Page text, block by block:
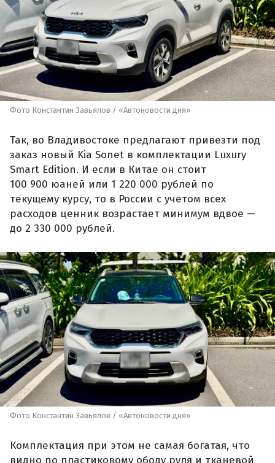
Фото Константин Завьялов / «Автоновости дня»
Так, во Владивостоке предлагают привезти под
заказ новый Kia Sonet в комплектации Luxury
Smart Edition. И если в Китае он стоит
100 900 юаней или 1 220 000 рублей по
текущему курсу, то в России с учетом всех
расходов ценник возрастает минимум вдвое —
до 2 330 000 рублей.
Фото Константин Завьялов / «Автоновости дня»
Комплектация при этом не самая богатая, что